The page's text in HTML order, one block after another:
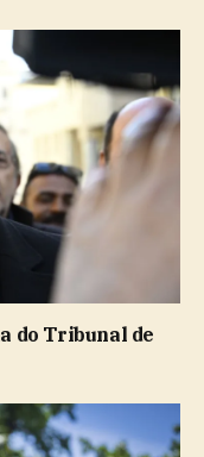
do Tribunal de